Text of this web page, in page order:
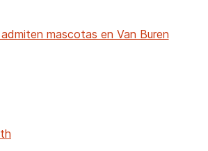
mascotas en Van Buren